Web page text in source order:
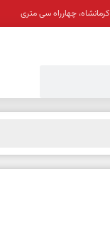
کرمانشاه، چهارراه سی متری